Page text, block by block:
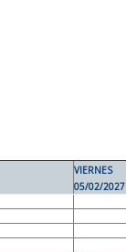
VIERNES
05/02/2027